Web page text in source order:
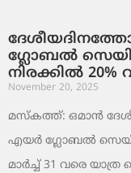
ഗ്ലോബൽ സെയിൽ
നിരക്കിൽ 20%
November 20, 2025
മസ്‌കത്ത്: ഒമാൻ
എയർ ഗ്ലോബൽ
മാർച്ച് 31 വരെ